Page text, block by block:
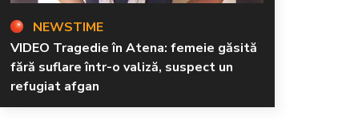
NEWSTIME
VIDEO Tragedie în Atena: femeie găsită
fără suflare într-o valiză, suspect un
refugiat afgan